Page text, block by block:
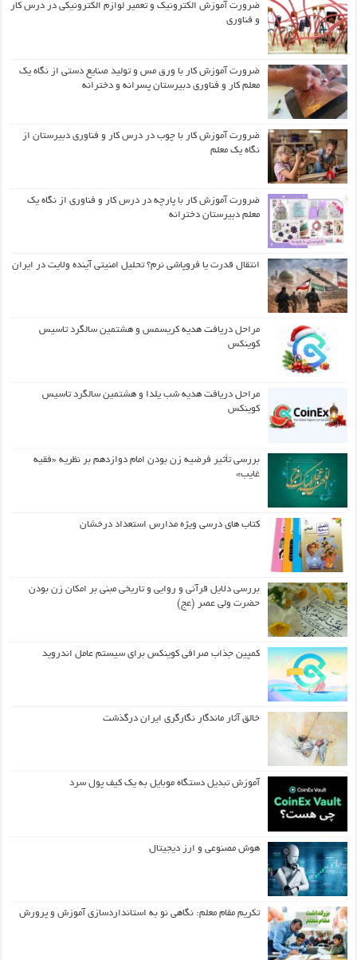
ضرورت آموزش الکترونیک و تعمیر لوازم الکترونیکی در درس کار
و فناوری
ضرورت آموزش کار با ورق مس و تولید صنایع دستی از نگاه یک
معلم کار و فناوری دبیرستان پسرانه و دخترانه
ضرورت آموزش کار با چوب در درس کار و فناوری دبیرستان از
نگاه یک معلم
ضرورت آموزش کار با پارچه در درس کار و فناوری از نگاه یک
معلم دبیرستان دخترانه
انتقال قدرت یا فروپاشی نرم؟ تحلیل امنیتی آینده ولایت در ایران
مراحل دریافت هدیه کریسمس و هشتمین سالگرد تاسیس
کوینکس
مراحل دریافت هدیه شب یلدا و هشتمین سالگرد تاسیس
کوینکس
بررسی تأثیر فرضیه زن بودن امام دوازدهم بر نظریه «فقیه
غایب»
کتاب های درسی ویژه مدارس استعداد درخشان
بررسی دلایل قرآنی و روایی و تاریخی مبنی بر امکان زن بودن
حضرت ولی عصر (عج)
کمپین جذاب صرافی کوینکس برای سیستم عامل اندروید
خالق آثار ماندگار نگارگری ایران درگذشت
آموزش تبدیل دستگاه موبایل به یک کیف‌ پول سرد
هوش مصنوعی و ارز دیجیتال
تکریم مقام معلم: نگاهی نو به استانداردسازی آموزش و پرورش